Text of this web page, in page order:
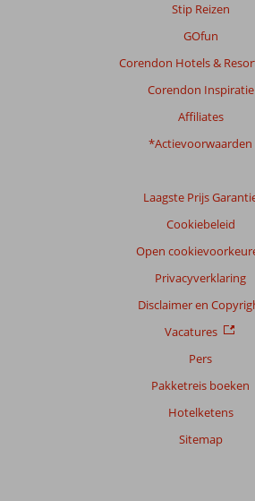
Stip Reizen
GOfun
Corendon Hotels &
Corendon Inspiratie
Affiliates
*Actievoorwaarden
Laagste Prijs
Cookiebeleid
Open
Privacyverklaring
Disclaimer en
Vacatures
Pers
Pakketreis boeken
Hotelketens
Sitemap